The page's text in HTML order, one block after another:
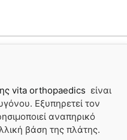
vita orthopaedics είναι
Εξυπηρετεί τον
αναπηρικό
βάση της πλάτης.